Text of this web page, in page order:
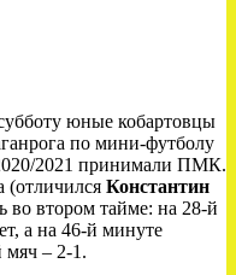
юные кобартовцы
по мини-футболу
2021 принимали ПМК.
(отличился Константин
во втором тайме: на 28-й
а на 46-й минуте
мяч – 2-1.